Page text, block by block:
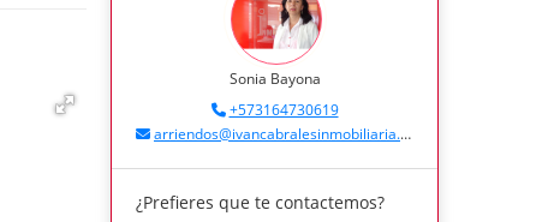
Sonia Bayona
+573164730619
arriendos@ivancabralesinmobiliaria.com.co
¿Prefieres que te contactemos?